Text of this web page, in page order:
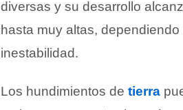
diversas y su desarrollo
hasta muy altas,
inestabilidad.
Los hundimientos de tierra